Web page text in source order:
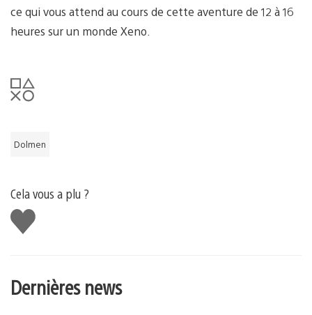
ce qui vous attend au cours de cette aventure de 12 à 16
heures sur un monde Xeno.
Dolmen
Cela vous a plu ?
J'aime
Dernières news